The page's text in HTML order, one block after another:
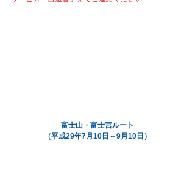
富士山・富士宮ルート
（平成29年7月10日～9月10日）